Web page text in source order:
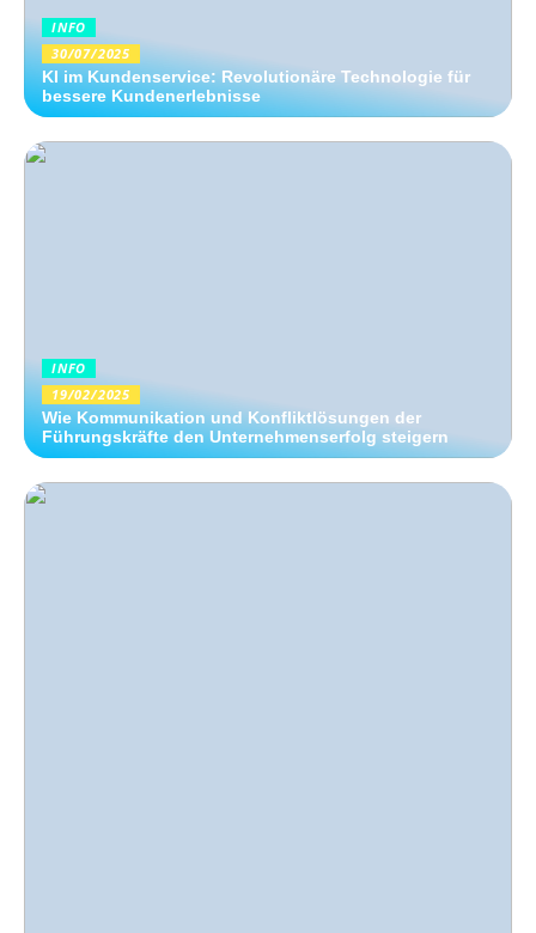
INFO
30/07/2025
KI im Kundenservice: Revolutionäre Technologie für
bessere Kundenerlebnisse
INFO
19/02/2025
Wie Kommunikation und Konfliktlösungen der
Führungskräfte den Unternehmenserfolg steigern